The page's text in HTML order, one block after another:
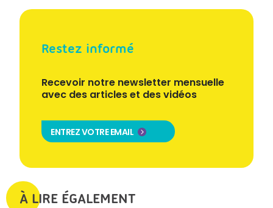
Restez informé
Recevoir notre newsletter mensuelle
avec des articles et des vidéos
ENTREZ VOTRE EMAIL
À LIRE ÉGALEMENT